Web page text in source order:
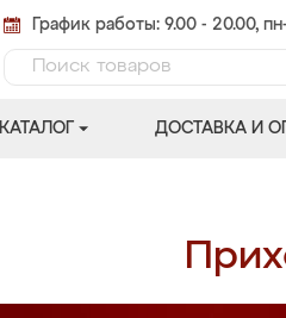
График работы: 9.00 - 20.00,
КАТАЛОГ ДОСТАВКА И